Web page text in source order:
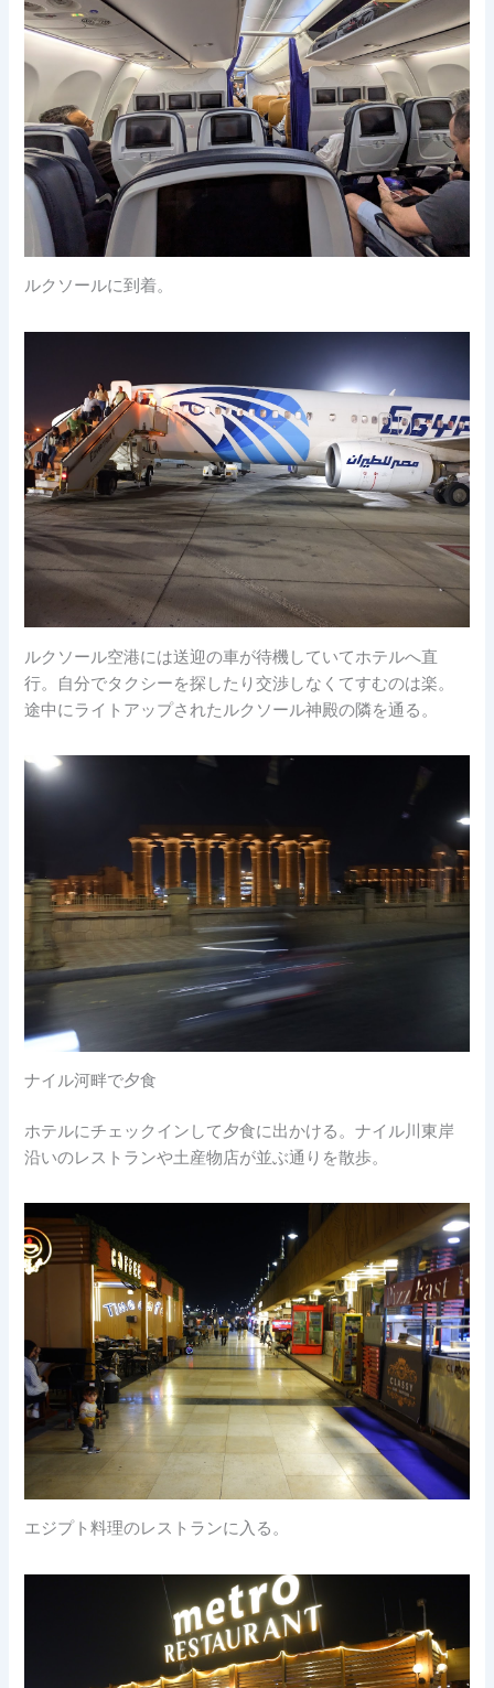
ルクソールに到着。
ルクソール空港には送迎の車が待機していてホテルへ直
行。自分でタクシーを探したり交渉しなくてすむのは楽。
途中にライトアップされたルクソール神殿の隣を通る。
ナイル河畔で夕食
ホテルにチェックインして夕食に出かける。ナイル川東岸
沿いのレストランや土産物店が並ぶ通りを散歩。
エジプト料理のレストランに入る。